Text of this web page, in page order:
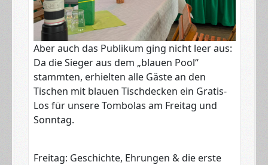
​Aber auch das Publikum ging nicht leer aus:
Da die Sieger aus dem „blauen Pool“
stammten, erhielten alle Gäste an den
Tischen mit blauen Tischdecken ein Gratis-
Los für unsere Tombolas am Freitag und
Sonntag.
​Freitag: Geschichte, Ehrungen & die erste